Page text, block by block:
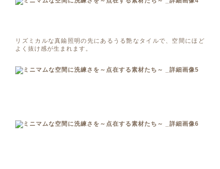
リズミカルな真鍮照明の先にあるうる艶なタイルで、空間にほど
よく抜け感が生まれます。